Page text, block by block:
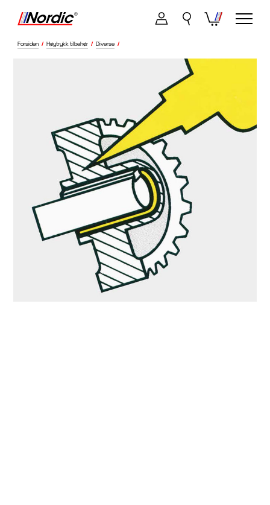
Forsiden / Høytrykk tilbehør / Diverse /